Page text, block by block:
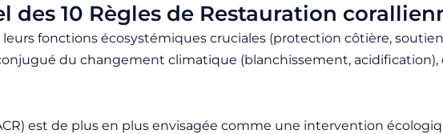
des 10 Règles de Restauration
fonctions écosystémiques cruciales (protection côtière,
du changement climatique (blanchissement, acidification),
est de plus en plus envisagée comme une intervention